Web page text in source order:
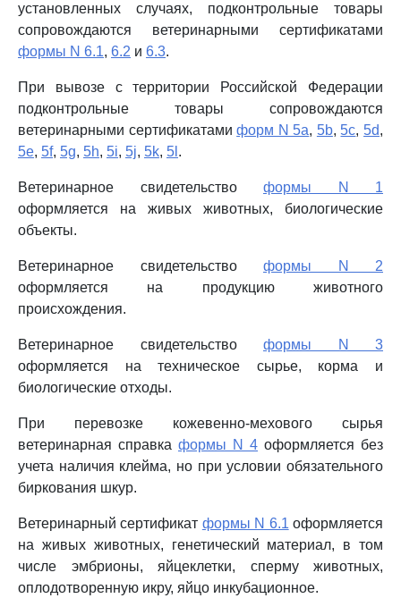
установленных случаях, подконтрольные товары
сопровождаются ветеринарными сертификатами
формы N 6.1, 6.2 и 6.3.
При вывозе с территории Российской Федерации
подконтрольные товары сопровождаются
ветеринарными сертификатамиформ N 5a, 5b, 5c, 5d,
5e, 5f, 5g, 5h, 5i, 5j, 5k, 5l .
Ветеринарное свидетельство формы N 1
оформляется на живых животных, биологические
объекты.
Ветеринарное свидетельство формы N 2
оформляется на продукцию животного
происхождения.
Ветеринарное свидетельство формы N 3
оформляется на техническое сырье, корма и
биологические отходы.
При перевозке кожевенно-мехового сырья
ветеринарная справка формы N 4 оформляется без
учета наличия клейма, но при условии обязательного
биркования шкур.
Ветеринарный сертификат формы N 6.1 оформляется
на живых животных, генетический материал, в том
числе эмбрионы, яйцеклетки, сперму животных,
оплодотворенную икру, яйцо инкубационное.